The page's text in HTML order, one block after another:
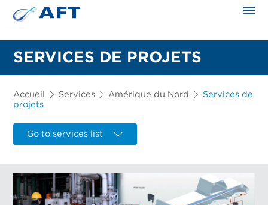
SERVICES DE PROJETS
Accueil Services Amérique du Nord
Services de
projets
Go to services list